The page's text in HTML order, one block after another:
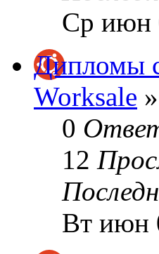
Ср июн
Дипломы
Worksale
0
12
Вт июн